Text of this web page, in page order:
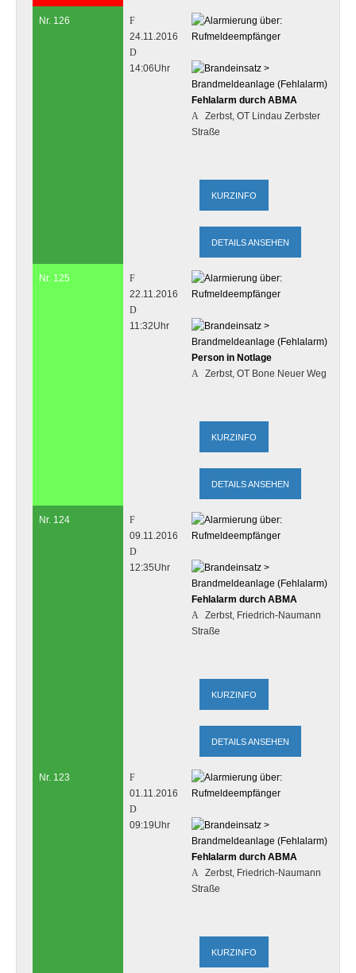
Nr. 126
24.11.2016
14:06Uhr
Fehlalarm durch ABMA
Zerbst, OT Lindau Zerbster
Straße
DETAILS ANSEHEN
Nr. 125
22.11.2016
11:32Uhr
Person in Notlage
Zerbst, OT Bone Neuer Weg
DETAILS ANSEHEN
Nr. 124
09.11.2016
12:35Uhr
Fehlalarm durch ABMA
Zerbst, Friedrich-Naumann
Straße
DETAILS ANSEHEN
Nr. 123
01.11.2016
09:19Uhr
Fehlalarm durch ABMA
Zerbst, Friedrich-Naumann
Straße